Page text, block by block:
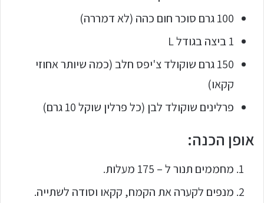
100 גרם סוכר חום כהה (לא דמררה)
1 ביצה בגודל L
150 גרם שוקולד צ'יפס חלב (כמה שיותר אחוזי
קקאו)
פרלינים שוקולד לבן (כל פרלין שוקל 10 גרם)
אופן הכנה:
מחממים תנור ל – 175 מעלות.
מנפים לקערה את הקמח, קקאו וסודה לשתייה.